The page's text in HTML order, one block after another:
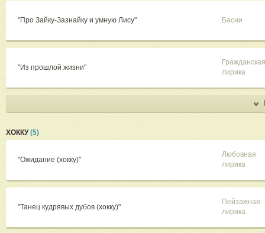
"Про Зайку-Зазнайку и умную Лису" Басни
"Из прошлой жизни"
Гражданская
лирика
ХОККУ(5)
"Ожидание (хокку)"
Любовная
лирика
"Танец кудрявых дубов (хокку)"
Пейзажная
лирика